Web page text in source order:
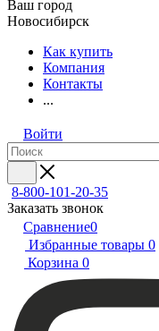
Ваш город
Новосибирск
Как купить
Компания
Контакты
...
Войти
8-800-101-20-35
Заказать звонок
Сравнение0
Избранные товары 0
Корзина 0